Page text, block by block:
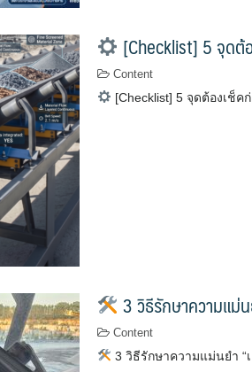
[Checklist] 5 จุดต้
Content
[Checklist] 5 จุดต้องเช็ค
3 วิธีรักษาความแม่
Content
3 วิธีรักษาความแม่นยำ “